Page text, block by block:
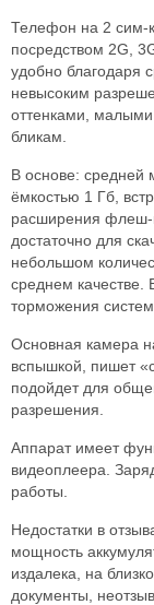
Телефон на 2 сим-
посредством 2G,
удобно благодаря
невысоким
оттенками,
бликам.
В основе:
ёмкостью 1 Гб,
расширения флеш-
достаточно для
небольшом
среднем качестве.
торможения
Основная камера
вспышкой, пишет
подойдет для
разрешения.
Аппарат имеет
видеоплеера.
работы.
Недостатки в
мощность
издалека, на
документы,